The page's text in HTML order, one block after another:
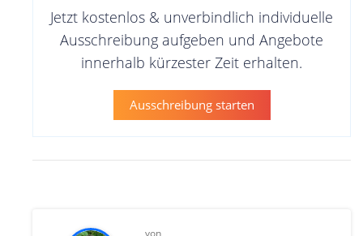
Jetzt kostenlos & unverbindlich individuelle
Ausschreibung aufgeben und Angebote
innerhalb kürzester Zeit erhalten.
Ausschreibung starten
von